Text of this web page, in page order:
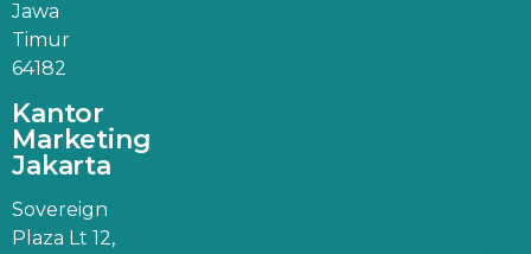
Jawa
Timur
64182
Kantor
Marketing
Jakarta
Sovereign
Plaza Lt 12,